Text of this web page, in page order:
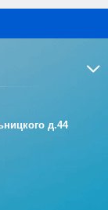
д.44